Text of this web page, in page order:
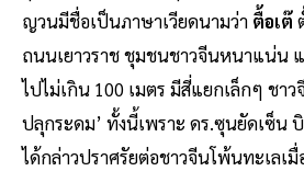
ญวนมีชื่อเป็นภาษาเวียดนามว่า ตื้อเต๊
ถนนเยาวราช ชุมชนชาวจีนหนาแน่น
ไปไม่เกิน 100 เมตร มีสี่แยกเล็กๆ ชาว
ปลุกระดม’ ทั้งนี้เพราะ ดร.ซุนยัดเซ็น
ได้กล่าวปราศรัยต่อชาวจีนโพ้นทะเลเ